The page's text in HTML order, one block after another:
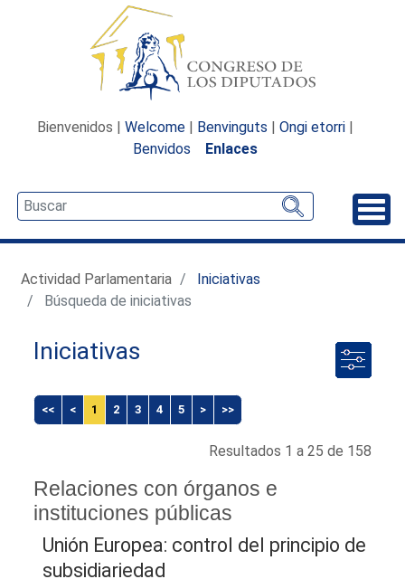
Bienvenidos | Welcome | Benvinguts | Ongi etorri |
Benvidos
Enlaces
Actividad Parlamentaria
Iniciativas
Búsqueda de iniciativas
Iniciativas
<< < 1 2 3 4 5 > >>
Resultados 1 a 25 de 158
Relaciones con órganos e
instituciones públicas
Unión Europea: control del principio de
subsidiariedad